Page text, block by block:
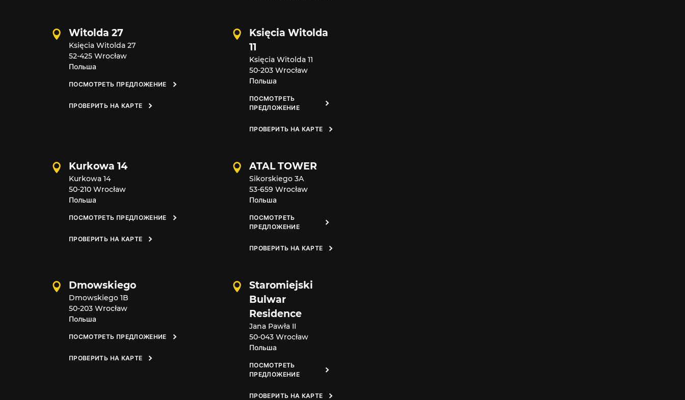
Witolda 27
Księcia Witolda 27
52-425 Wrocław
Польша
ПОСМОТРЕТЬ ПРЕДЛОЖЕНИЕ
ПРОВЕРИТЬ НА КАРТЕ
Księcia Witolda
11
Księcia Witolda 11
50-203 Wrocław
Польша
ПОСМОТРЕТЬ
ПРЕДЛОЖЕНИЕ
ПРОВЕРИТЬ НА КАРТЕ
Kurkowa 14
Kurkowa 14
50-210 Wrocław
Польша
ПОСМОТРЕТЬ ПРЕДЛОЖЕНИЕ
ПРОВЕРИТЬ НА КАРТЕ
ATAL TOWER
Sikorskiego 3A
53-659 Wrocław
Польша
ПОСМОТРЕТЬ
ПРЕДЛОЖЕНИЕ
ПРОВЕРИТЬ НА КАРТЕ
Dmowskiego
Dmowskiego 1B
50-203 Wrocław
Польша
ПОСМОТРЕТЬ ПРЕДЛОЖЕНИЕ
ПРОВЕРИТЬ НА КАРТЕ
Staromiejski
Bulwar
Residence
Jana Pawła II
50-043 Wrocław
Польша
ПОСМОТРЕТЬ
ПРЕДЛОЖЕНИЕ
ПРОВЕРИТЬ НА КАРТЕ